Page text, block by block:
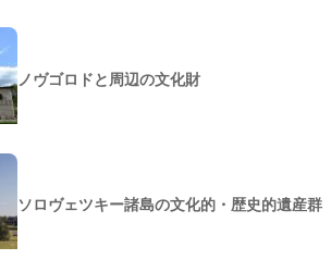
ノヴゴロドと周辺の文化財
ソロヴェツキー諸島の文化的・歴史的遺産群